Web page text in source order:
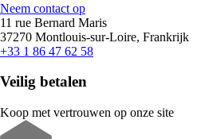
Neem contact op
11 rue Bernard Maris
37270 Montlouis-sur-Loire, Frankrijk
+33 1 86 47 62 58
Veilig betalen
Koop met vertrouwen op onze site